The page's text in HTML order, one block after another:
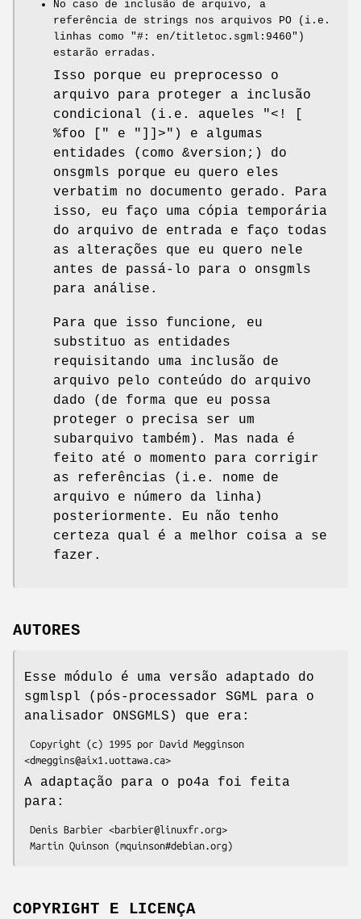
No caso de inclusão de arquivo, a
referência de strings nos arquivos PO (i.e.
linhas como "#: en/titletoc.sgml:9460" )
estarão erradas.
Isso porque eu preprocesso o
arquivo para proteger a inclusão
condicional (i.e. aqueles
"<! [
%foo ["
e "]]>" ) e algumas
entidades (como &version;) do
onsgmls porque eu quero eles
verbatim no documento gerado. Para
isso, eu faço uma cópia temporária
do arquivo de entrada e faço todas
as alterações que eu quero nele
antes de passá-lo para o onsgmls
para análise.
Para que isso funcione, eu
substituo as entidades
requisitando uma inclusão de
arquivo pelo conteúdo do arquivo
dado (de forma que eu possa
proteger o precisa ser um
subarquivo também). Mas nada é
feito até o momento para corrigir
as referências (i.e. nome de
arquivo e número da linha)
posteriormente. Eu não tenho
certeza qual é a melhor coisa a se
fazer.
AUTORES
Esse módulo é uma versão adaptado do
sgmlspl (pós-processador SGML para o
analisador ONSGMLS) que era:
A adaptação para o po4a foi feita
para:
COPYRIGHT E LICENÇA